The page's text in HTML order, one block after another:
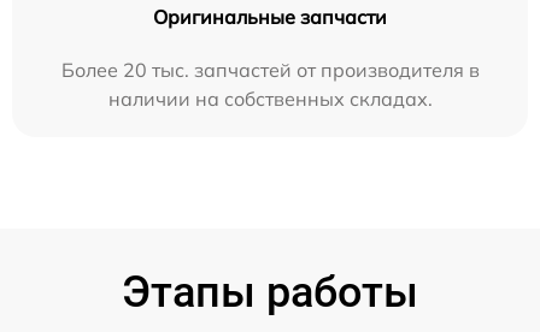
Оригинальные запчасти
Более 20 тыс. запчастей от производителя в
наличии на собственных складах.
Этапы работы